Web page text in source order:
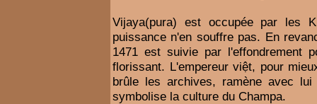
Vijaya(pura) est occupée par les
puissance n'en souffre pas. En
1471 est suivie par l'effondrement
florissant. L'empereur việt, pour
brûle les archives, ramène avec
symbolise la culture du Champa.